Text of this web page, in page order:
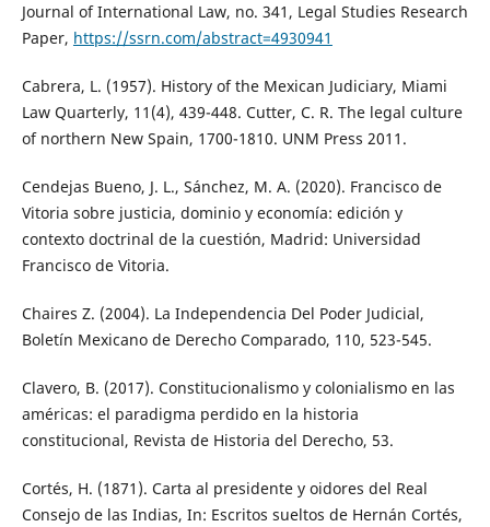
Journal of International Law, no. 341, Legal Studies Research
Paper, https://ssrn.com/abstract=4930941
Cabrera, L. (1957). History of the Mexican Judiciary, Miami
Law Quarterly, 11(4), 439-448. Cutter, C. R. The legal culture
of northern New Spain, 1700-1810. UNM Press 2011.
Cendejas Bueno, J. L., Sánchez, M. A. (2020). Francisco de
Vitoria sobre justicia, dominio y economía: edición y
contexto doctrinal de la cuestión, Madrid: Universidad
Francisco de Vitoria.
Chaires Z. (2004). La Independencia Del Poder Judicial,
Boletín Mexicano de Derecho Comparado, 110, 523-545.
Clavero, B. (2017). Constitucionalismo y colonialismo en las
américas: el paradigma perdido en la historia
constitucional, Revista de Historia del Derecho, 53.
Cortés, H. (1871). Carta al presidente y oidores del Real
Consejo de las Indias, In: Escritos sueltos de Hernán Cortés,